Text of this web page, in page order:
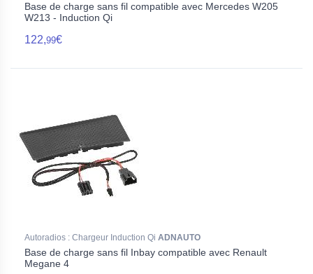
Base de charge sans fil compatible avec Mercedes W205
W213 - Induction Qi
122,99€
Autoradios : Chargeur Induction Qi ADNAUTO
Base de charge sans fil Inbay compatible avec Renault
Megane 4